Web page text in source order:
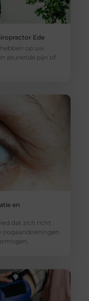
Ede
op uw
zeurende pijn of
en
dat zich richt
oogaandoeningen